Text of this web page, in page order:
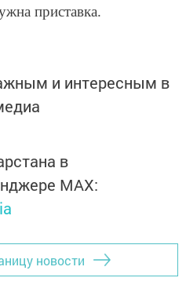
приставка.
и интересным в
в
MАХ:
новости